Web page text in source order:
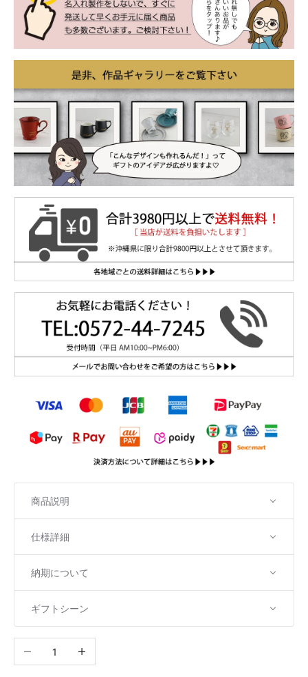
商品説明
仕様詳細
納期について
ギフトシーン
数量を減らす 数量を増やす